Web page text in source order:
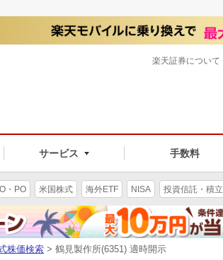
サービス 手数料
楽天証券について
・PO 米国株式 海外ETF NISA 投資信託・積立
株価検索 > 鶴見製作所(6351) 適時開示